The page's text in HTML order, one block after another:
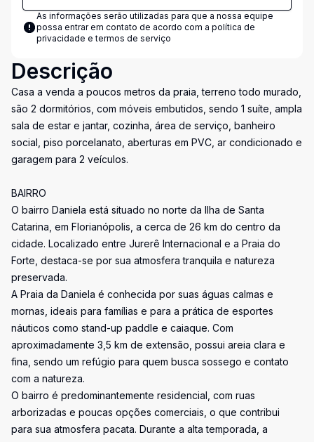
As informações serão utilizadas para que a nossa equipe
possa entrar em contato de acordo com a política de
privacidade e termos de serviço
Descrição
Casa a venda a poucos metros da praia, terreno todo murado,
são 2 dormitórios, com móveis embutidos, sendo 1 suíte, ampla
sala de estar e jantar, cozinha, área de serviço, banheiro
social, piso porcelanato, aberturas em PVC, ar condicionado e
garagem para 2 veículos.
BAIRRO
O bairro Daniela está situado no norte da Ilha de Santa
Catarina, em Florianópolis, a cerca de 26 km do centro da
cidade. Localizado entre Jurerê Internacional e a Praia do
Forte, destaca-se por sua atmosfera tranquila e natureza
preservada.
A Praia da Daniela é conhecida por suas águas calmas e
mornas, ideais para famílias e para a prática de esportes
náuticos como stand-up paddle e caiaque. Com
aproximadamente 3,5 km de extensão, possui areia clara e
fina, sendo um refúgio para quem busca sossego e contato
com a natureza.
O bairro é predominantemente residencial, com ruas
arborizadas e poucas opções comerciais, o que contribui
para sua atmosfera pacata. Durante a alta temporada, a